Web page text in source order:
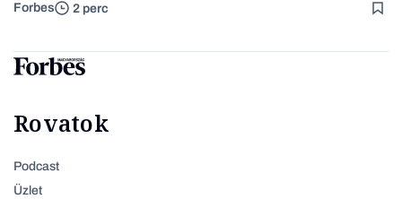
Forbes 2 perc
Rovatok
Podcast
Üzlet